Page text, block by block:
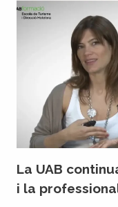
EN
I
DE
LA
La UAB
i la